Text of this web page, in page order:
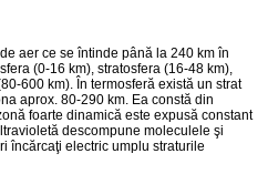
aer ce se întinde până la 240 km în
(0-16 km), stratosfera (16-48 km),
600 km). În termosferă există un strat
aprox. 80-290 km. Ea constă din
foarte dinamică este expusă constant
descompune moleculele şi
încărcaţi electric umplu straturile